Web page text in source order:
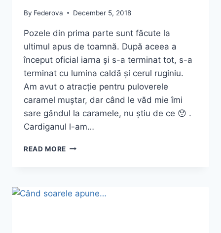
By Federova December 5, 2018
Pozele din prima parte sunt făcute la
ultimul apus de toamnă. După aceea a
început oficial iarna și s-a terminat tot, s-a
terminat cu lumina caldă și cerul ruginiu.
Am avut o atracție pentru puloverele
caramel muștar, dar când le văd mie îmi
sare gândul la caramele, nu știu de ce 😯 .
Cardiganul l-am…
READ MORE